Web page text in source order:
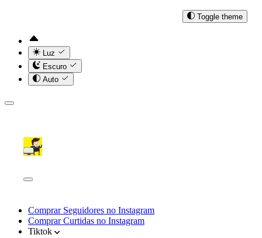
Toggle theme
Luz
Escuro
Auto
Comprar Seguidores no Instagram
Comprar Curtidas no Instagram
Tiktok